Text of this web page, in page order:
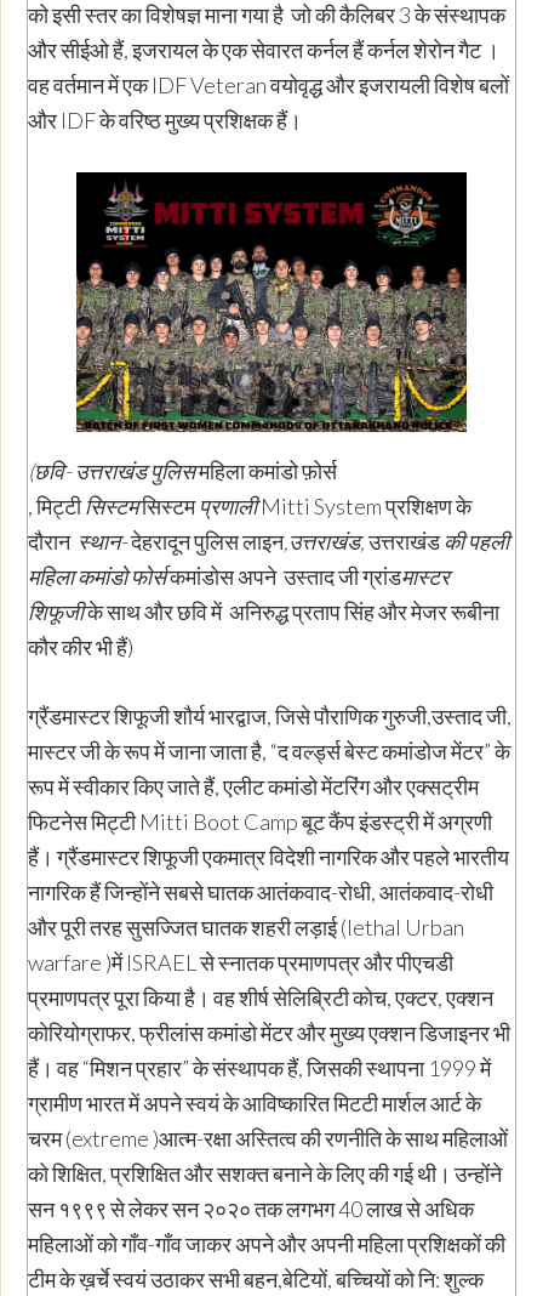
को इसी स्तर का विशेषज्ञ माना गया है जो की कैलिबर 3 के संस्थापक
और सीईओ हैं, इजरायल के एक सेवारत कर्नल हैं कर्नल शेरोन गैट ।
वह वर्तमान में एक IDF Veteran वयोवृद्ध और इजरायली विशेष बलों
और IDF के वरिष्ठ मुख्य प्रशिक्षक हैं।
(छवि- उत्तराखंड पुलिसमहिला कमांडो फ़ोर्स
,मिट्टीसिस्टमसिस्टमप्रणालीMitti Systemप्रशिक्षण के
दौरान स्थान-देहरादून पुलिस लाइन,उत्तराखंड,उत्तराखंडकी पहली
महिला कमांडो फोर्सकमांडोस अपने उस्ताद जी ग्रांडमास्टर
शिफूजीके साथ और छवि में अनिरुद्ध प्रताप सिंह और मेजर रूबीना
कौर कीर भी हैं)
ग्रैंडमास्टर शिफूजी शौर्य भारद्वाज, जिसे पौराणिक गुरुजी,उस्ताद जी,
मास्टर जी के रूप में जाना जाता है, “द वर्ल्ड्स बेस्ट कमांडोज मेंटर” के
रूप में स्वीकार किए जाते हैं, एलीट कमांडो मेंटरिंग और एक्सट्रीम
फिटनेस मिट्टी Mitti Boot Camp बूट कैंप इंडस्ट्री में अग्रणी
हैं। ग्रैंडमास्टर शिफूजी एकमात्र विदेशी नागरिक और पहले भारतीय
नागरिक हैं जिन्होंने सबसे घातक आतंकवाद-रोधी, आतंकवाद-रोधी
और पूरी तरह सुसज्जित घातक शहरी लड़ाई (lethal Urban
warfare )में ISRAEL से स्नातक प्रमाणपत्र और पीएचडी
प्रमाणपत्र पूरा किया है। वह शीर्ष सेलिब्रिटी कोच, एक्टर, एक्शन
कोरियोग्राफर, फ्रीलांस कमांडो मेंटर और मुख्य एक्शन डिजाइनर भी
हैं। वह “मिशन प्रहार” के संस्थापक हैं, जिसकी स्थापना 1999 में
ग्रामीण भारत में अपने स्वयं के आविष्कारित मिटटी मार्शल आर्ट के
चरम (extreme )आत्म-रक्षा अस्तित्व की रणनीति के साथ महिलाओं
को शिक्षित, प्रशिक्षित और सशक्त बनाने के लिए की गई थी। उन्होंने
सन १९९९ से लेकर सन २०२० तक लगभग 40 लाख से अधिक
महिलाओं को गाँव-गाँव जाकर अपने और अपनी महिला प्रशिक्षकों की
टीम के ख़र्चे स्वयं उठाकर सभी बहन,बेटियों, बच्चियों को नि: शुल्क